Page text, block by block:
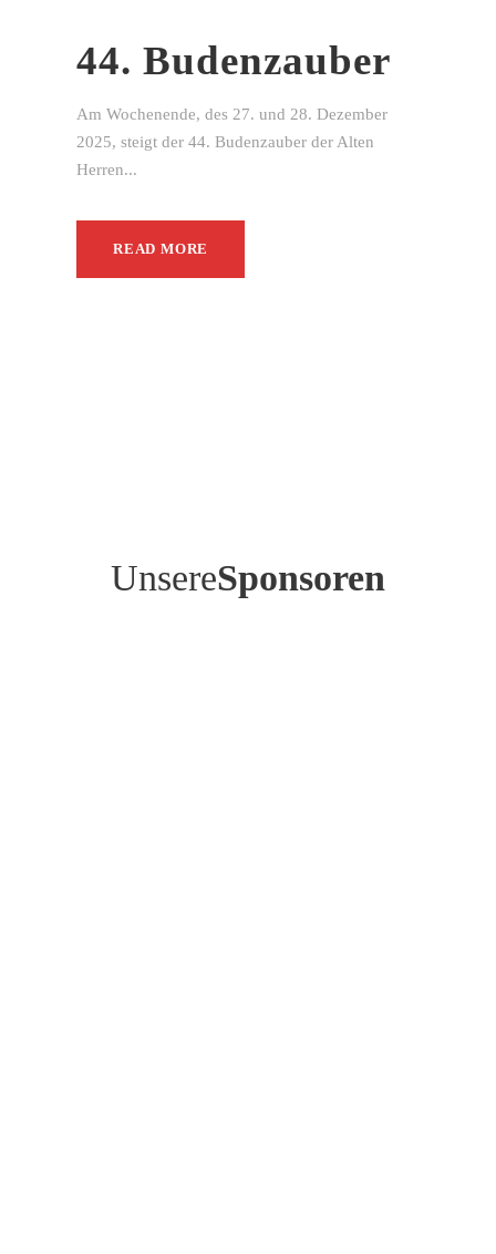
44. Budenzauber
Am Wochenende, des 27. und 28. Dezember
2025, steigt der 44. Budenzauber der Alten
Herren...
READ MORE
UnsereSponsoren